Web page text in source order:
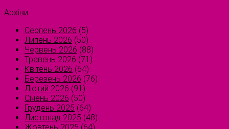
Архіви
Серпень 2026 (5)
Липень 2026 (50)
Червень 2026 (88)
Травень 2026 (71)
Квітень 2026 (64)
Березень 2026 (76)
Лютий 2026 (91)
Січень 2026 (50)
Грудень 2025 (64)
Листопад 2025 (48)